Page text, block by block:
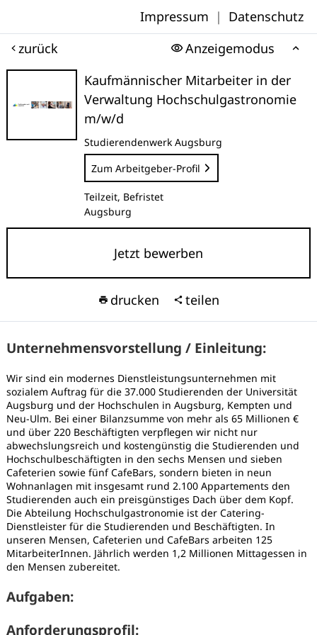
Impressum | Datenschutz
zurück
Anzeigemodus
Kaufmännischer Mitarbeiter in der
Verwaltung Hochschulgastronomie
m/w/d
Studierendenwerk Augsburg
Zum Arbeitgeber-Profil
Teilzeit, Befristet
Augsburg
Jetzt bewerben
drucken teilen
Unternehmensvorstellung / Einleitung:
Wir sind ein modernes Dienstleistungsunternehmen mit
sozialem Auftrag für die 37.000 Studierenden der Universität
Augsburg und der Hochschulen in Augsburg, Kempten und
Neu-Ulm. Bei einer Bilanzsumme von mehr als 65 Millionen €
und über 220 Beschäftigten verpflegen wir nicht nur
abwechslungsreich und kostengünstig die Studierenden und
Hochschulbeschäftigten in den sechs Mensen und sieben
Cafeterien sowie fünf CafeBars, sondern bieten in neun
Wohnanlagen mit insgesamt rund 2.100 Appartements den
Studierenden auch ein preisgünstiges Dach über dem Kopf.
Die Abteilung Hochschulgastronomie ist der Catering-
Dienstleister für die Studierenden und Beschäftigten. In
unseren Mensen, Cafeterien und CafeBars arbeiten 125
MitarbeiterInnen. Jährlich werden 1,2 Millionen Mittagessen in
den Mensen zubereitet.
Aufgaben:
Anforderungsprofil: